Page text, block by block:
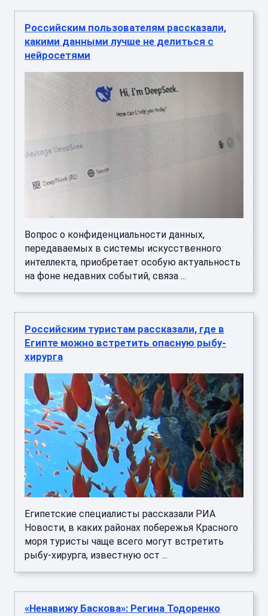
Российским пользователям рассказали,
какими данными лучше не делиться с
нейросетями
Вопрос о конфиденциальности данных,
передаваемых в системы искусственного
интеллекта, приобретает особую актуальность
на фоне недавних событий, связа ...
Российским туристам рассказали, где в
Египте можно встретить опасную рыбу-
хирурга
Египетские специалисты рассказали РИА
Новости, в каких районах побережья Красного
моря туристы чаще всего могут встретить
рыбу-хирурга, известную ост ...
«Ненавижу Баскова»: Регина Тодоренко